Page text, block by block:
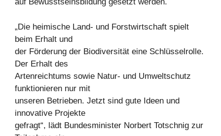
„Die heimische Land- und Forstwirtschaft spielt
beim Erhalt und
der Förderung der Biodiversität eine Schlüsselrolle.
Der Erhalt des
Artenreichtums sowie Natur- und Umweltschutz
funktionieren nur mit
unseren Betrieben. Jetzt sind gute Ideen und
innovative Projekte
gefragt“, lädt Bundesminister Norbert Totschnig zur